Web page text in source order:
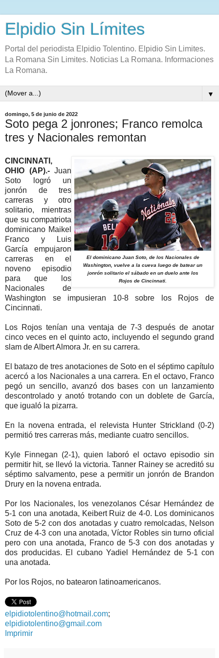
Elpidio Sin Límites
Portal del periodista Elpidio Tolentino. Elpidio Sin Limites.
La Romana Sin Limites. Noticias La Romana. Informaciones
La Romana.
▼
domingo, 5 de junio de 2022
Soto pega 2 jonrones; Franco remolca
tres y Nacionales remontan
El dominicano Juan Soto, de los Nacionales de
Washington, vuelve a la cueva luego de batear un
jonrón solitario el sábado en un duelo ante los
Rojos de Cincinnati.
CINCINNATI,
OHIO (AP).- Juan
Soto logró un
jonrón de tres
carreras y otro
solitario, mientras
que su compatriota
dominicano Maikel
Franco y Luis
García empujaron
carreras en el
noveno episodio
para que los
Nacionales de
Washington se impusieran 10-8 sobre los Rojos de
Cincinnati.
Los Rojos tenían una ventaja de 7-3 después de anotar
cinco veces en el quinto acto, incluyendo el segundo grand
slam de Albert Almora Jr. en su carrera.
El batazo de tres anotaciones de Soto en el séptimo capítulo
acercó a los Nacionales a una carrera. En el octavo, Franco
pegó un sencillo, avanzó dos bases con un lanzamiento
descontrolado y anotó trotando con un doblete de García,
que igualó la pizarra.
En la novena entrada, el relevista Hunter Strickland (0-2)
permitió tres carreras más, mediante cuatro sencillos.
Kyle Finnegan (2-1), quien laboró el octavo episodio sin
permitir hit, se llevó la victoria. Tanner Rainey se acreditó su
séptimo salvamento, pese a permitir un jonrón de Brandon
Drury en la novena entrada.
Por los Nacionales, los venezolanos César Hernández de
5-1 con una anotada, Keibert Ruiz de 4-0. Los dominicanos
Soto de 5-2 con dos anotadas y cuatro remolcadas, Nelson
Cruz de 4-3 con una anotada, Víctor Robles sin turno oficial
pero con una anotada, Franco de 5-3 con dos anotadas y
dos producidas. El cubano Yadiel Hernández de 5-1 con
una anotada.
Por los Rojos, no batearon latinoamericanos.
elpidiotolentino@hotmail.com;
elpidiotolentino@gmail.com
Imprimir